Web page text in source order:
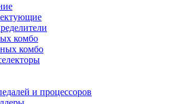
комбо
комбо
и процессоров